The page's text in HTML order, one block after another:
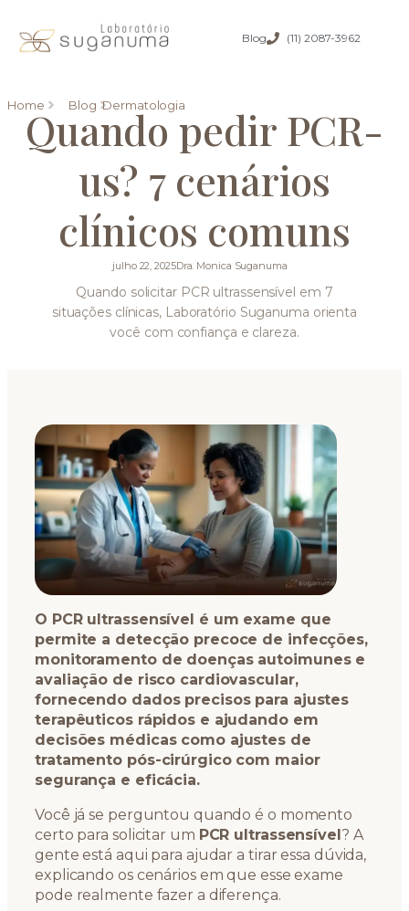
Blog (11) 2087-3962
Home Blog Dermatologia
Quando pedir PCR-
us? 7 cenários
clínicos comuns
julho 22, 2025Dra. Monica Suganuma
Quando solicitar PCR ultrassensível em 7
situações clínicas, Laboratório Suganuma orienta
você com confiança e clareza.
O PCR ultrassensível é um exame que
permite a detecção precoce de infecções,
monitoramento de doenças autoimunes e
avaliação de risco cardiovascular,
fornecendo dados precisos para ajustes
terapêuticos rápidos e ajudando em
decisões médicas como ajustes de
tratamento pós-cirúrgico com maior
segurança e eficácia.
Você já se perguntou quando é o momento
certo para solicitar um PCR ultrassensível? A
gente está aqui para ajudar a tirar essa dúvida,
explicando os cenários em que esse exame
pode realmente fazer a diferença.